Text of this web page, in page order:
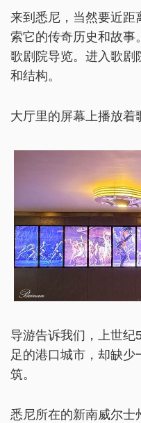
来到悉尼，当然要近距
索它的传奇历史和故事
歌剧院导览。进入歌剧
和结构。
大厅里的屏幕上播放着
导游告诉我们，上世纪
足的港口城市，却缺
筑。
悉尼所在的新南威尔士